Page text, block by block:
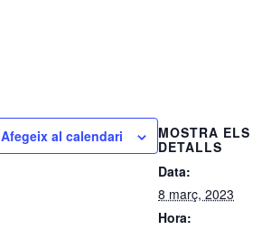
Afegeix al calendari
MOSTRA ELS
DETALLS
Data:
8 març, 2023
Hora: